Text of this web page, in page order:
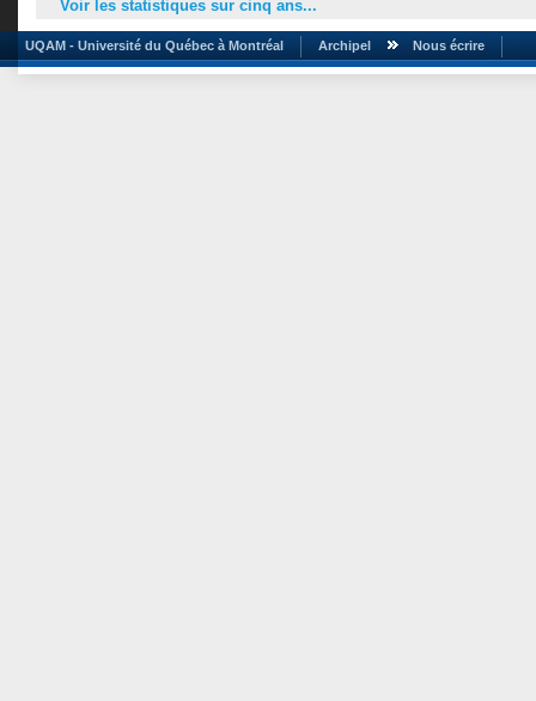
Voir les statistiques sur cinq ans...
UQAM - Université du Québec à Montréal Archipel Nous écrire